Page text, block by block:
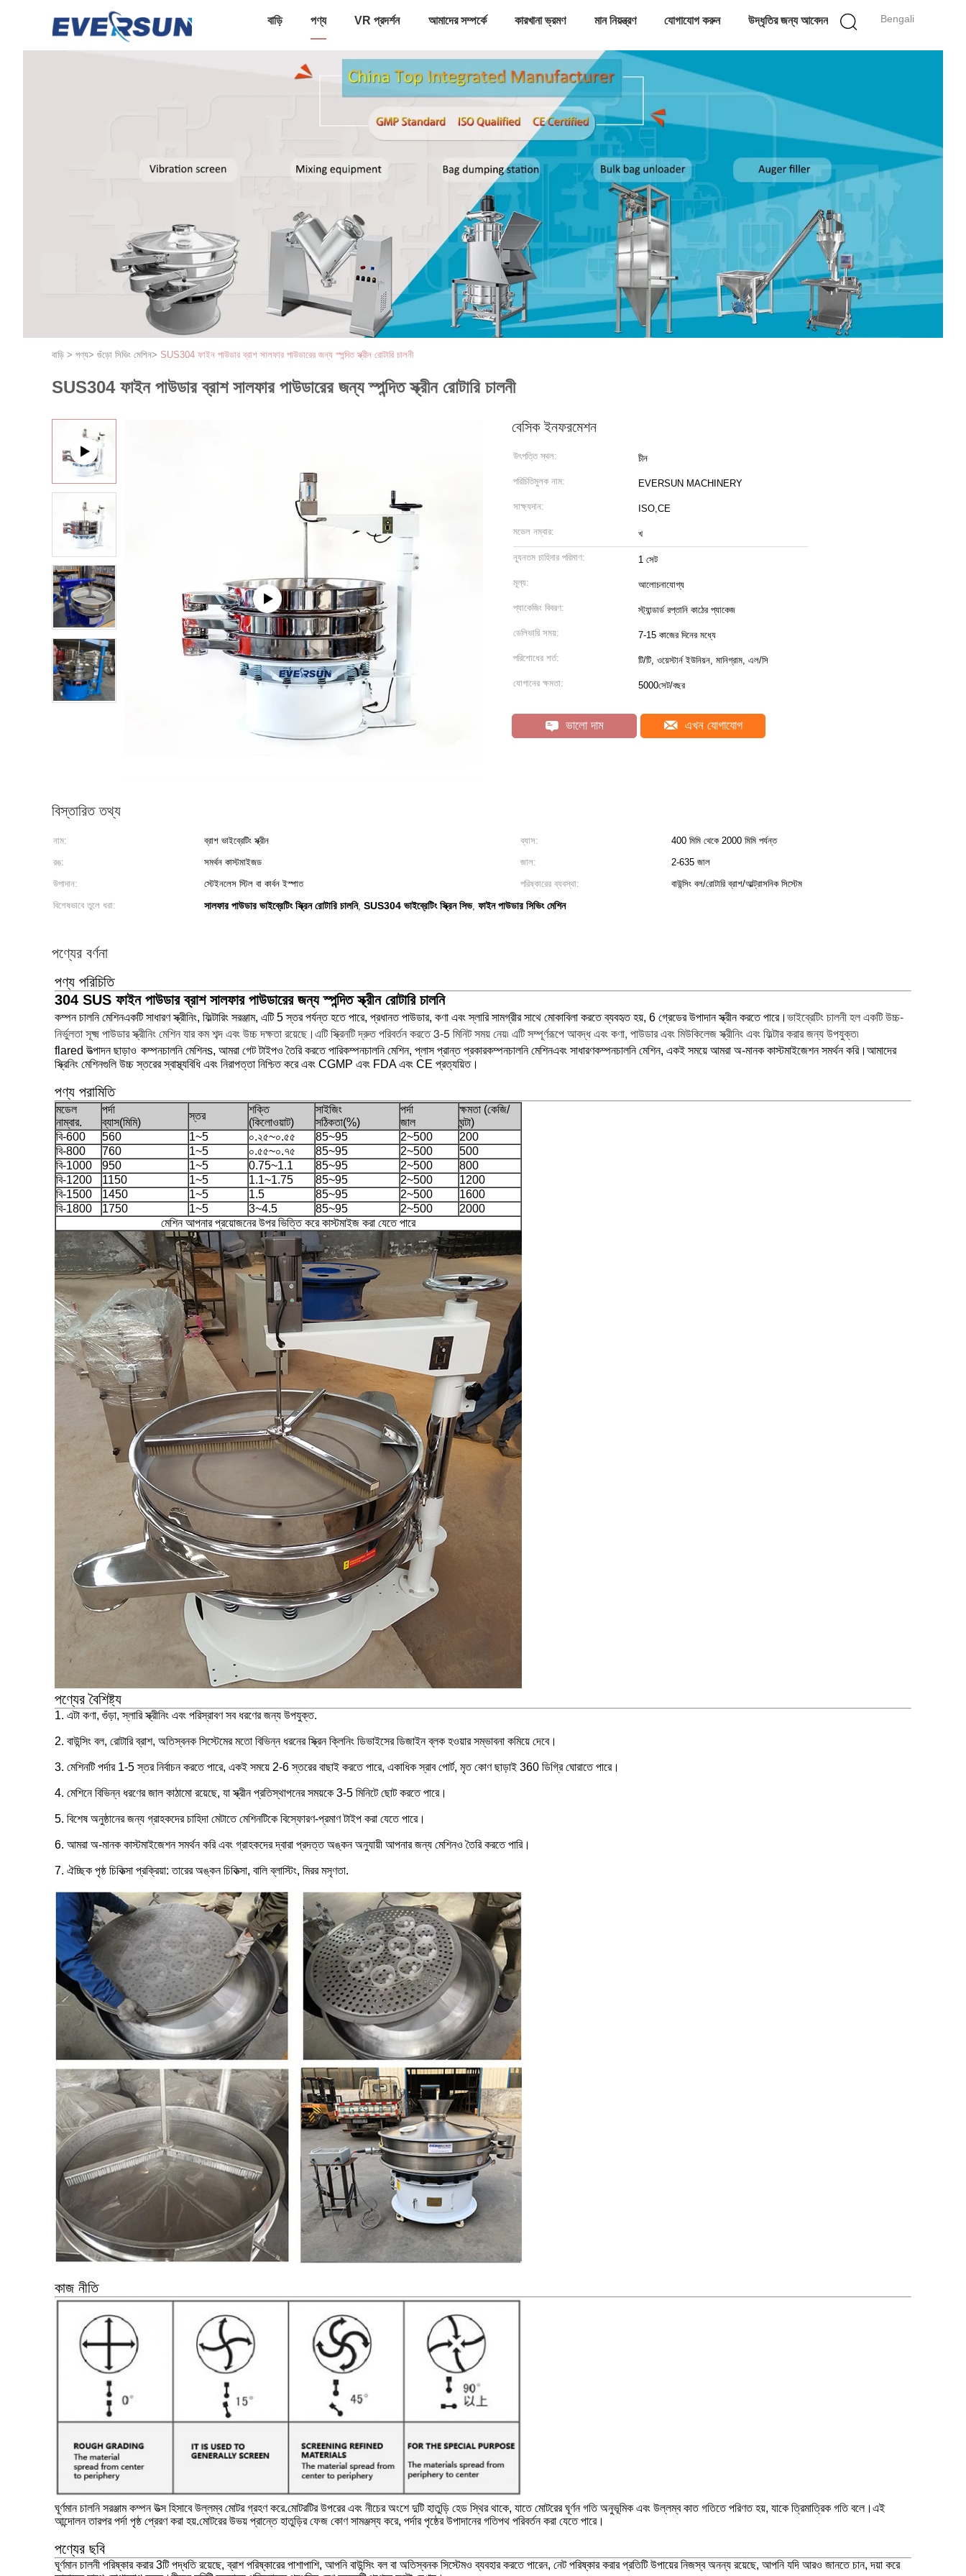
Bengali
বাড়ি পণ্য VR প্রদর্শন আমাদের সম্পর্কে কারখানা ভ্রমণ মান নিয়ন্ত্রণ যোগাযোগ করুন উদ্ধৃতির জন্য আবেদন
বাড়ি > পণ্য> গুঁড়ো সিভিং মেশিন> SUS304 ফাইন পাউডার ব্রাশ সালফার পাউডারের জন্য স্পন্দিত স্ক্রীন রোটারি চালনী
SUS304 ফাইন পাউডার ব্রাশ সালফার পাউডারের জন্য স্পন্দিত স্ক্রীন রোটারি চালনী
বেসিক ইনফরমেশন
উৎপত্তি স্থল: চীন
পরিচিতিমুলক নাম: EVERSUN MACHINERY
সাক্ষ্যদান: ISO,CE
মডেল নম্বার: খ
ন্যূনতম চাহিদার পরিমাণ: 1 সেট
মূল্য: আলোচনাযোগ্য
প্যাকেজিং বিবরণ: স্ট্যান্ডার্ড রপ্তানি কাঠের প্যাকেজ
ডেলিভারি সময়: 7-15 কাজের দিনের মধ্যে
পরিশোধের শর্ত: টি/টি, ওয়েস্টার্ন ইউনিয়ন, মানিগ্রাম, এল/সি
যোগানের ক্ষমতা: 5000সেট/বছর
ভালো দাম এখন যোগাযোগ
বিস্তারিত তথ্য
নাম: ব্রাশ ভাইব্রেটিং স্ক্রীন ব্যাস:
400 মিমি থেকে 2000 মিমি পর্যন্ত
রঙ:
সমর্থন কাস্টমাইজড জাল:
2-635 জাল
উপাদান:
স্টেইনলেস স্টিল বা কার্বন ইস্পাত পরিষ্কারের ব্যবস্থা:
বাউন্সিং বল/রোটারি ব্রাশ/আল্ট্রাসনিক সিস্টেম
বিশেষভাবে তুলে ধরা:
সালফার পাউডার ভাইব্রেটিং স্ক্রিন রোটারি চালনি, SUS304 ভাইব্রেটিং স্ক্রিন সিভ, ফাইন পাউডার সিভিং মেশিন
পণ্যের বর্ণনা
পণ্য পরিচিতি
304 SUS ফাইন পাউডার ব্রাশ সালফার পাউডারের জন্য স্পন্দিত স্ক্রীন রোটারি চালনি
কম্পন চালনি মেশিনএকটি সাধারণ স্ক্রীনিং, ফিল্টারিং সরঞ্জাম, এটি 5 স্তর পর্যন্ত হতে পারে, প্রধানত পাউডার, কণা এবং স্লারি সামগ্রীর সাথে মোকাবিলা করতে ব্যবহৃত হয়, 6 গ্রেডের উপাদান স্ক্রীন করতে পারে। ভাইব্রেটিং চালনী হল একটি উচ্চ-
নির্ভুলতা সূক্ষ্ম পাউডার স্ক্রীনিং মেশিন যার কম শব্দ এবং উচ্চ দক্ষতা রয়েছে।এটি স্ক্রিনটি দ্রুত পরিবর্তন করতে 3-5 মিনিট সময় নেয়৷ এটি সম্পূর্ণরূপে আবদ্ধ এবং কণা, পাউডার এবং মিউকিলেজ স্ক্রীনিং এবং ফিল্টার করার জন্য উপযুক্ত৷
flared উত্পাদন ছাড়াও কম্পনচালনি মেশিনs, আমরা গেট টাইপও তৈরি করতে পারিকম্পনচালনি মেশিন, প্লাস প্রান্ত প্রকারকম্পনচালনি মেশিনএবং সাধারণকম্পনচালনি মেশিন, একই সময়ে আমরা অ-মানক কাস্টমাইজেশন সমর্থন করি। আমাদের
স্ক্রিনিং মেশিনগুলি উচ্চ স্তরের স্বাস্থ্যবিধি এবং নিরাপত্তা নিশ্চিত করে এবং CGMP এবং FDA এবং CE প্রত্যয়িত।
পণ্য পরামিতি
মডেল
নাম্বার.
পর্দা
ব্যাস(মিমি)
স্তর
শক্তি
(কিলোওয়াট)
সাইজিং
সঠিকতা(%)
পর্দা
জাল
ক্ষমতা (কেজি/
ঘন্টা)
বি-600
560 1~5 ০.২৫~০.৫৫ 85~95 2~500
200
বি-800
760 1~5 ০.৫৫~০.৭৫ 85~95 2~500
500
বি-1000
950 1~5 0.75~1.1 85~95 2~500
800
বি-1200
1150 1~5 1.1~1.75 85~95 2~500
1200
বি-1500
1450 1~5 1.5 85~95 2~500
1600
বি-1800
1750 1~5 3~4.5 85~95 2~500
2000
মেশিন আপনার প্রয়োজনের উপর ভিত্তি করে কাস্টমাইজ করা যেতে পারে
পণ্যের বৈশিষ্ট্য
1. এটা কণা, গুঁড়া, স্লারি স্ক্রীনিং এবং পরিস্রাবণ সব ধরণের জন্য উপযুক্ত.
2. বাউন্সিং বল, রোটারি ব্রাশ, অতিস্বনক সিস্টেমের মতো বিভিন্ন ধরনের স্ক্রিন ক্লিনিং ডিভাইসের ডিজাইন ব্লক হওয়ার সম্ভাবনা কমিয়ে দেবে।
3. মেশিনটি পর্দার 1-5 স্তর নির্বাচন করতে পারে, একই সময়ে 2-6 স্তরের বাছাই করতে পারে, একাধিক স্রাব পোর্ট, মৃত কোণ ছাড়াই 360 ডিগ্রি ঘোরাতে পারে।
4. মেশিনে বিভিন্ন ধরণের জাল কাঠামো রয়েছে, যা স্ক্রীন প্রতিস্থাপনের সময়কে 3-5 মিনিটে ছোট করতে পারে।
5. বিশেষ অনুষ্ঠানের জন্য গ্রাহকদের চাহিদা মেটাতে মেশিনটিকে বিস্ফোরণ-প্রমাণ টাইপ করা যেতে পারে।
6. আমরা অ-মানক কাস্টমাইজেশন সমর্থন করি এবং গ্রাহকদের দ্বারা প্রদত্ত অঙ্কন অনুযায়ী আপনার জন্য মেশিনও তৈরি করতে পারি।
7. ঐচ্ছিক পৃষ্ঠ চিকিত্সা প্রক্রিয়া: তারের অঙ্কন চিকিত্সা, বালি ব্লাস্টিং, মিরর মসৃণতা.
কাজ নীতি
ঘূর্ণমান চালনি সরঞ্জাম কম্পন উত্স হিসাবে উল্লম্ব মোটর গ্রহণ করে.মোটরটির উপরের এবং নীচের অংশে দুটি হাতুড়ি হেড স্থির থাকে, যাতে মোটরের ঘূর্ণন গতি অনুভূমিক এবং উল্লম্ব কাত গতিতে পরিণত হয়, যাকে ত্রিমাত্রিক গতি বলে।এই
আন্দোলন তারপর পর্দা পৃষ্ঠ প্রেরণ করা হয়.মোটরের উভয় প্রান্তে হাতুড়ির ফেজ কোণ সামঞ্জস্য করে, পর্দার পৃষ্ঠের উপাদানের গতিপথ পরিবর্তন করা যেতে পারে।
পণ্যের ছবি
ঘূর্ণমান চালনী পরিষ্কার করার 3টি পদ্ধতি রয়েছে, ব্রাশ পরিষ্কারের পাশাপাশি, আপনি বাউন্সিং বল বা অতিস্বনক সিস্টেমও ব্যবহার করতে পারেন, নেট পরিষ্কার করার প্রতিটি উপায়ের নিজস্ব অনন্য রয়েছে, আপনি যদি আরও জানতে চান, দয়া করে